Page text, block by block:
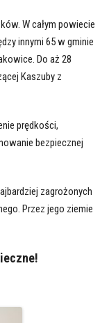
W całym powiecie
innymi 65 w gminie
Do aż 28
Kaszuby z
prędkości,
bezpiecznej
zagrożonych
Przez jego ziemie